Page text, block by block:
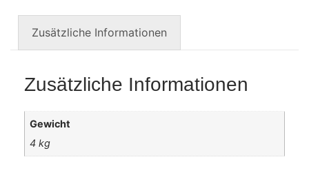
Zusätzliche Informationen
Zusätzliche Informationen
Gewicht
4 kg